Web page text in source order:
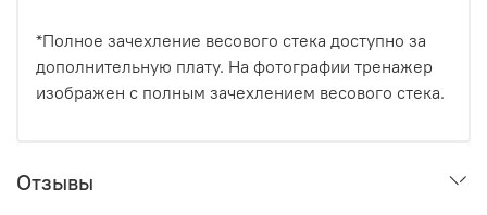
*Полное зачехление весового стека доступно за
дополнительную плату. На фотографии тренажер
изображен с полным зачехлением весового стека.
Отзывы